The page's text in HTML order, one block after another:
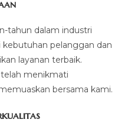
tahun dalam industri
pelanggan dan
layanan terbaik.
menikmati
bersama kami.